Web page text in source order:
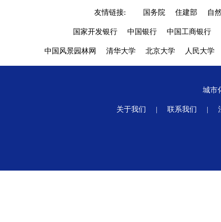
友情链接: 国务院 住建部 自
国家开发银行 中国银行 中国工商银行
中国风景园林网 清华大学 北京大学 人民大学
城市
关于我们 | 联系我们 |